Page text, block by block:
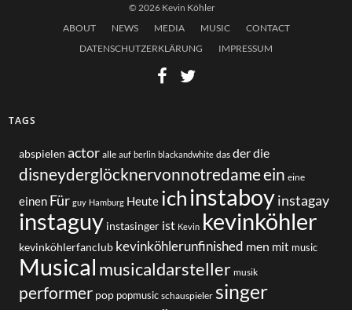
© 2026 Kevin Köhler
ABOUT
NEWS MEDIA MUSIC
CONTACT
DATENSCHUTZERKLÄRUNG
IMPRESSUM
TAGS
abspielen actor alle auf berlin blackandwhite das derdie
disneyderglöcknervonnotredameein eine
einen Für guy Hamburg Heute ichinstaboy instagay
instaguy instasinger ist Kevin kevinköhler
kevinköhlerfanclub kevinköhlerunfinished men mit music
Musical musicaldarsteller musik
performer pop popmusic schauspieler singer